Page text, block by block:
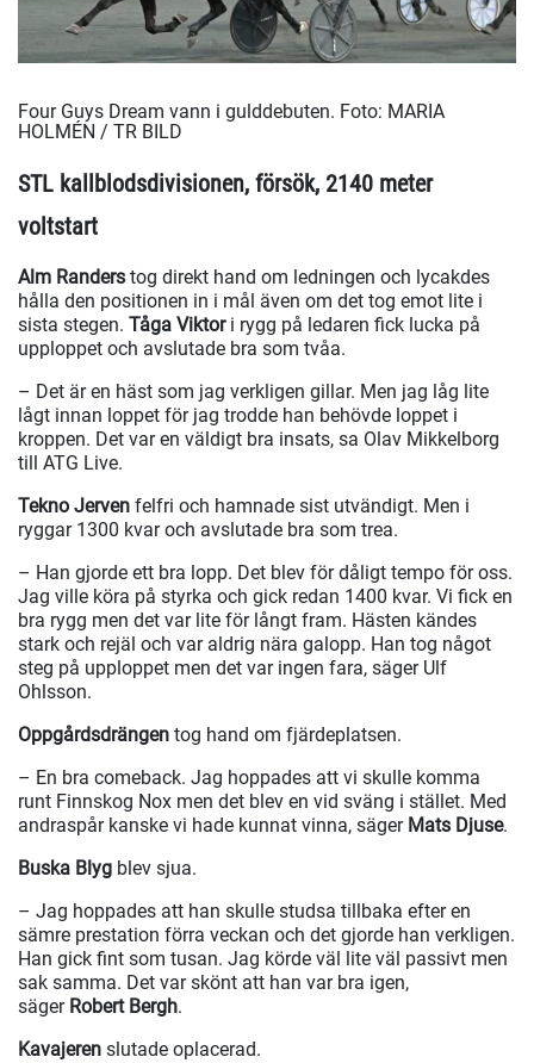
Four Guys Dream vann i gulddebuten. Foto: MARIA
HOLMÉN / TR BILD
STL kallblodsdivisionen, försök, 2140 meter
voltstart
Alm Randers tog direkt hand om ledningen och lycakdes
hålla den positionen in i mål även om det tog emot lite i
sista stegen. Tåga Viktori rygg på ledaren fick lucka på
upploppet och avslutade bra som tvåa.
– Det är en häst som jag verkligen gillar. Men jag låg lite
lågt innan loppet för jag trodde han behövde loppet i
kroppen. Det var en väldigt bra insats, sa Olav Mikkelborg
till ATG Live.
Tekno Jerven felfri och hamnade sist utvändigt. Men i
ryggar 1300 kvar och avslutade bra som trea.
– Han gjorde ett bra lopp. Det blev för dåligt tempo för oss.
Jag ville köra på styrka och gick redan 1400 kvar. Vi fick en
bra rygg men det var lite för långt fram. Hästen kändes
stark och rejäl och var aldrig nära galopp. Han tog något
steg på upploppet men det var ingen fara, säger Ulf
Ohlsson.
Oppgårdsdrängen tog hand om fjärdeplatsen.
– En bra comeback. Jag hoppades att vi skulle komma
runt Finnskog Nox men det blev en vid sväng i stället. Med
andraspår kanske vi hade kunnat vinna, säger Mats Djuse.
Buska Blyg blev sjua.
– Jag hoppades att han skulle studsa tillbaka efter en
sämre prestation förra veckan och det gjorde han verkligen.
Han gick fint som tusan. Jag körde väl lite väl passivt men
sak samma. Det var skönt att han var bra igen,
säger Robert Bergh.
Kavajeren slutade oplacerad.